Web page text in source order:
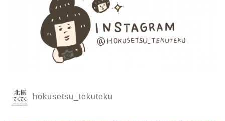
hokusetsu_tekuteku